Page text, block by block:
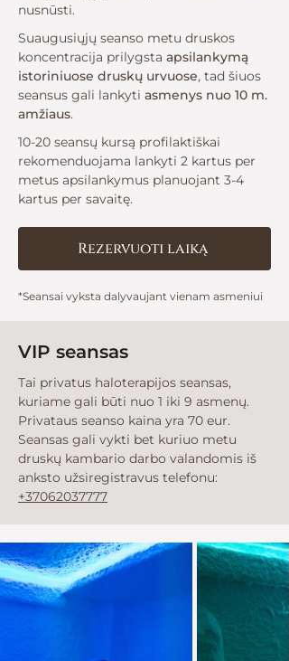
nusnūsti.
Suaugusiųjų seanso metu druskos
koncentracija prilygsta apsilankymą
istoriniuose druskų urvuose, tad šiuos
seansus gali lankyti asmenys nuo 10 m.
amžiaus.
10-20 seansų kursą profilaktiškai
rekomenduojama lankyti 2 kartus per
metus apsilankymus planuojant 3-4
kartus per savaitę.
Rezervuoti laiką
*Seansai vyksta dalyvaujant vienam asmeniui
VIP seansas
Tai privatus haloterapijos seansas,
kuriame gali būti nuo 1 iki 9 asmenų.
Privataus seanso kaina yra 70 eur.
Seansas gali vykti bet kuriuo metu
druskų kambario darbo valandomis iš
anksto užsiregistravus telefonu:
+37062037777